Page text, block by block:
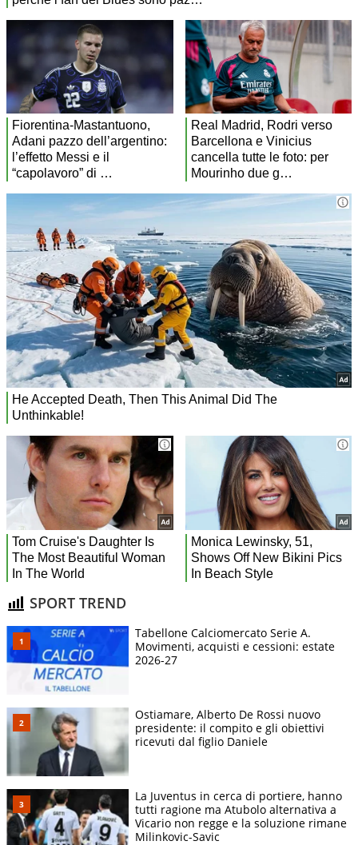
SPORT TREND
Tabellone Calciomercato Serie A.
Movimenti, acquisti e cessioni: estate
2026-27
Ostiamare, Alberto De Rossi nuovo
presidente: il compito e gli obiettivi
ricevuti dal figlio Daniele
La Juventus in cerca di portiere, hanno
tutti ragione ma Atubolo alternativa a
Vicario non regge e la soluzione rimane
Milinkovic-Savic